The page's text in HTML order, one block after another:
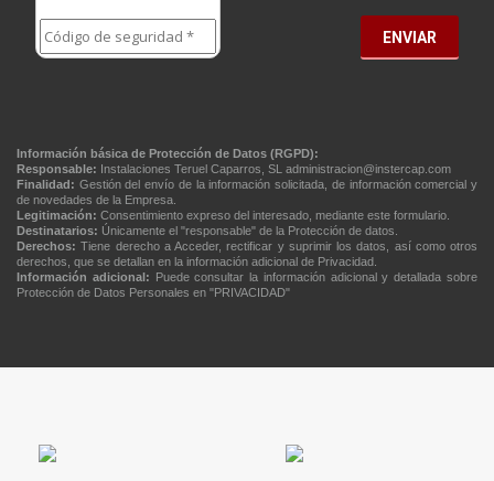
ENVIAR
Información básica de Protección de Datos (RGPD):
Responsable: Instalaciones Teruel Caparros, SL administracion@instercap.com
Finalidad: Gestión del envío de la información solicitada, de información comercial y
de novedades de la Empresa.
Legitimación: Consentimiento expreso del interesado, mediante este formulario.
Destinatarios: Únicamente el "responsable" de la Protección de datos.
Derechos: Tiene derecho a Acceder, rectificar y suprimir los datos, así como otros
derechos, que se detallan en la información adicional de Privacidad.
Información adicional: Puede consultar la información adicional y detallada sobre
Protección de Datos Personales en "PRIVACIDAD"